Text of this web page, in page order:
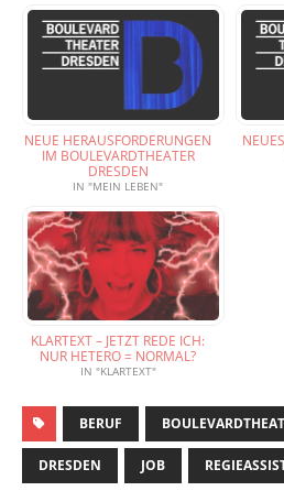
NEUE HERAUSFORDERUNGEN
IM BOULEVARDTHEATER
DRESDEN
IN "MEIN LEBEN"
KLARTEXT – JETZT REDE ICH:
NUR HETERO = NORMAL?
IN "KLARTEXT"
BERUF
DRESDEN JOB